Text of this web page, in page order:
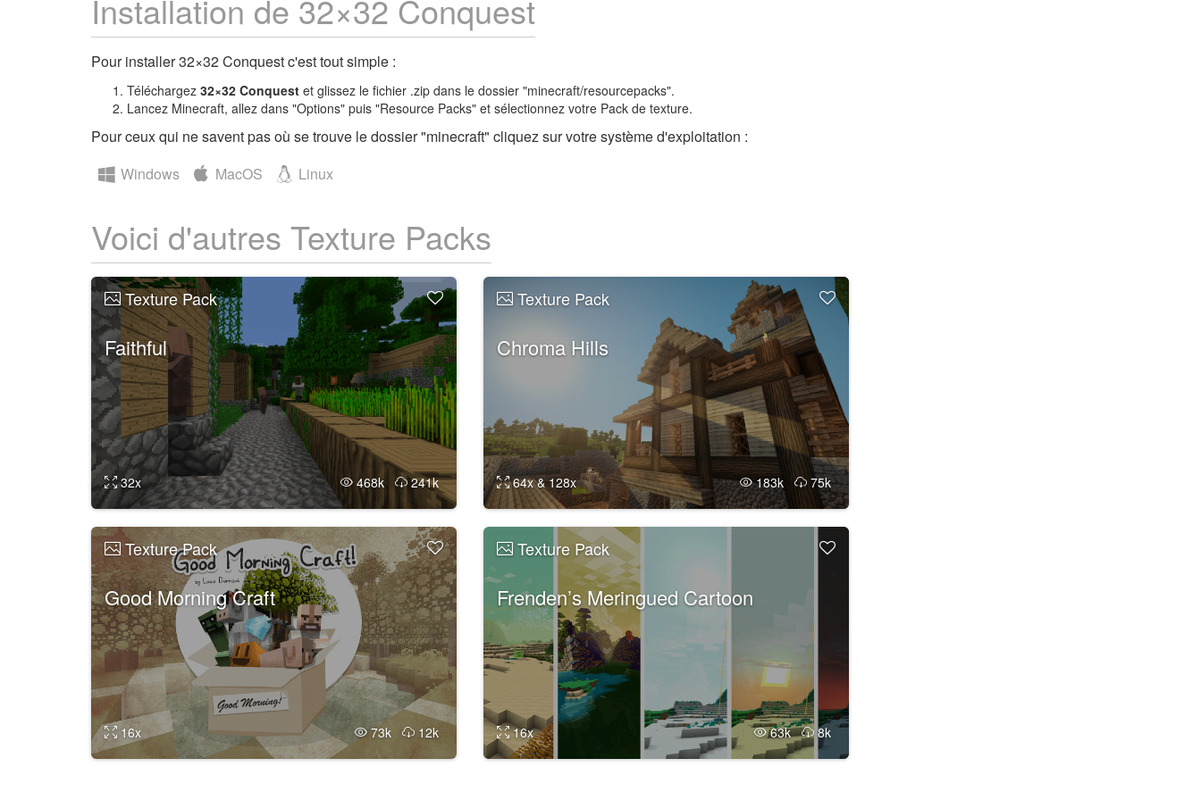
Installation de 32×32 Conquest
Pour installer 32×32 Conquest c'est tout simple :
Téléchargez 32×32 Conquest et glissez le fichier .zip dans le dossier "minecraft/resourcepacks".
Lancez Minecraft, allez dans "Options" puis "Resource Packs" et sélectionnez votre Pack de texture.
Pour ceux qui ne savent pas où se trouve le dossier "minecraft" cliquez sur votre système d'exploitation :
Windows
MacOS Linux
Voici d'autres Texture Packs
Texture Pack
Faithful
32x 468k 241k
Texture Pack
Chroma Hills
64x & 128x 183k 75k
Texture Pack
Good Morning Craft
16x 73k 12k
Texture Pack
Frenden’s Meringued Cartoon
16x 63k 8k